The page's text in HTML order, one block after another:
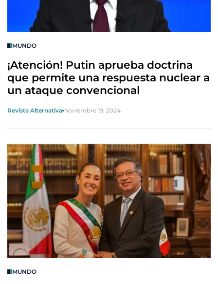
MUNDO
¡Atención! Putin aprueba doctrina
que permite una respuesta nuclear a
un ataque convencional
Revista Alternativa noviembre 19, 2024
MUNDO